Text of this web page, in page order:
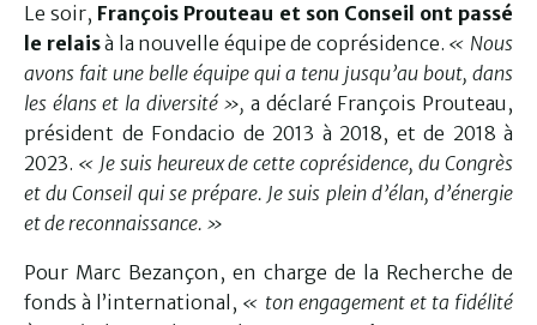
Le soir, François Prouteau et son Conseil ont passé
le relaisà la nouvelle équipe de coprésidence. « Nous
avons fait une belle équipe qui a tenu jusqu’au bout, dans
les élans et la diversité », a déclaré François Prouteau,
président de Fondacio de 2013 à 2018, et de 2018 à
2023. « Je suis heureux de cette coprésidence, du Congrès
et du Conseil qui se prépare. Je suis plein d’élan, d’énergie
et de reconnaissance. »
Pour Marc Bezançon, en charge de la Recherche de
fonds à l’international, « ton engagement et ta fidélité